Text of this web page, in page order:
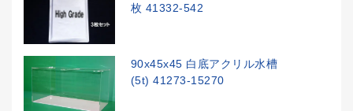
枚 41332-542
90x45x45 白底アクリル水槽
(5t) 41273-15270